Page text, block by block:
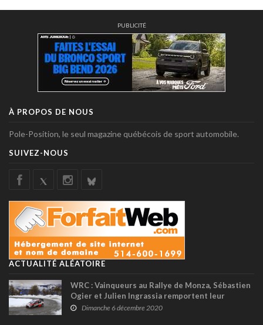
PUBLICITÉ
À PROPOS DE NOUS
Pole-Position, le seul magazine québécois de sport automobile.
SUIVEZ-NOUS
ACTUALITÉ ALÉATOIRE
WRC : Vainqueurs au Rallye de Monza, Sébastien
Ogier et Julien Ingrassia remportent leur
septième titre mondial !
Dimanche 6 décembre 2020